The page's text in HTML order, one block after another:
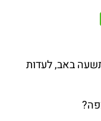
באב, לעדות